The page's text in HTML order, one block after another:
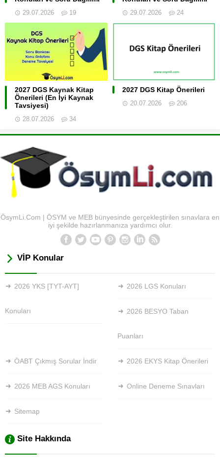
29.07.2026 19 29.07.2026 24
2027 DGS Kaynak Kitap
Önerileri (En İyi Kaynak
Tavsiyesi)
28.07.2026 34
2027 DGS Kitap Önerileri
20.07.2026 206
ÖsymLi.Com | ÖSYM ve MEB bünyesinde gerçekleştirilen sınavlara en
iyi şekilde hazırlanmanıza yardımcı olur.
VİP Konular
2026 YKS [TYT-AYT]
Konuları
2026 LGS Konuları
2026 BESYO Taban
Puanları
ÖABT Çıkmış Sorular İndir 2026 EKYS Kitap Önerileri
2026 MEB AGS Konuları Online Deneme Sınavları
Sitemap
Site Hakkında